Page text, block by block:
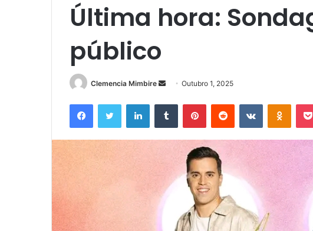
Última hora:
público
Clemencia Mimbire
Send
email
Outubro 1, 2025
FacebookTwitter LinkedInTumblr PinterestReddit VKontakte